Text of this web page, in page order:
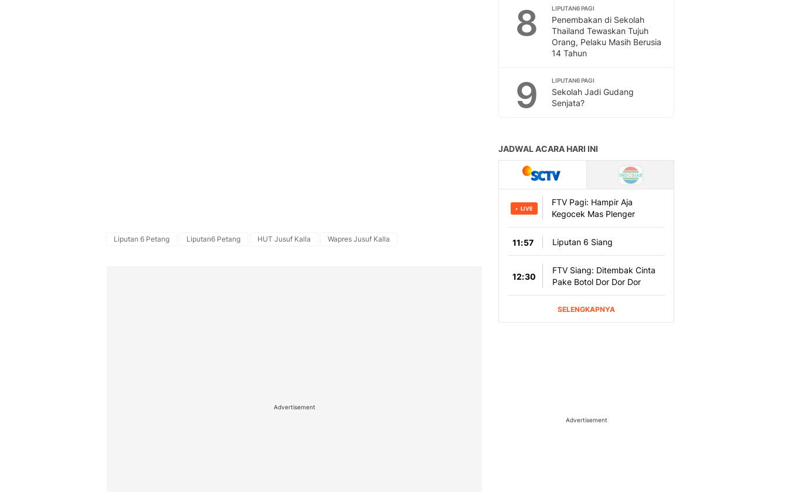
Liputan 6 Petang Liputan6 Petang HUT Jusuf Kalla Wapres Jusuf Kalla
Advertisement
8 LIPUTAN6 PAGI
Penembakan di Sekolah
Thailand Tewaskan Tujuh
Orang, Pelaku Masih Berusia
14 Tahun
9 LIPUTAN6 PAGI
Sekolah Jadi Gudang
Senjata?
Advertisement